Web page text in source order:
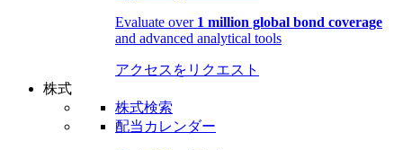
Evaluate over 1 million global bond coverage
and advanced analytical tools
アクセスをリクエスト
株式
株式検索
配当カレンダー